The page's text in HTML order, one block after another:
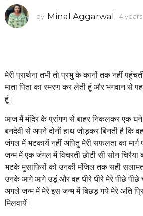
a
r
4
y
e
s
by Minal Aggarwal 4
मेरी प्रार्थना तभी तो प्रभु के कानों तक नहीं
माता पिता का स्मरण कर लेती हूं और भगवान से
हूं।
आज मैं मंदिर के प्रांगण से बाहर निकलकर एक
बनदेवी से अपने दोनों हाथ जोड़कर बिनती है कि
जंगल में भटकायें नहीं अपितु मेरी सफलता का
जन्म में एक जंगल में विचरती छोटी सी सोन
भटके मुसाफिरों को उनकी मंजिल तक सही
उनके आगे आगे उडूं और वह धीरे धीरे मेरे पीछे
अगले जन्म में मेरे इस जन्म में बिछड़ गये मेरे अति
मिलवायें।